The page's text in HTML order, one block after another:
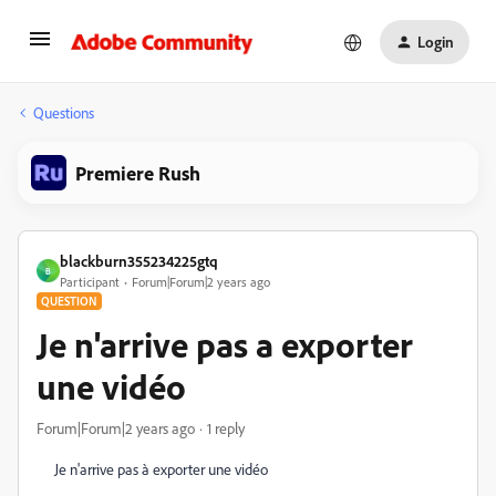
Login
Questions
Premiere Rush
B
blackburn355234225gtq
Participant Forum|Forum|2 years ago
QUESTION
Je n'arrive pas a exporter
une vidéo
Forum|Forum|2 years ago 1 reply
Je n'arrive pas à exporter une vidéo